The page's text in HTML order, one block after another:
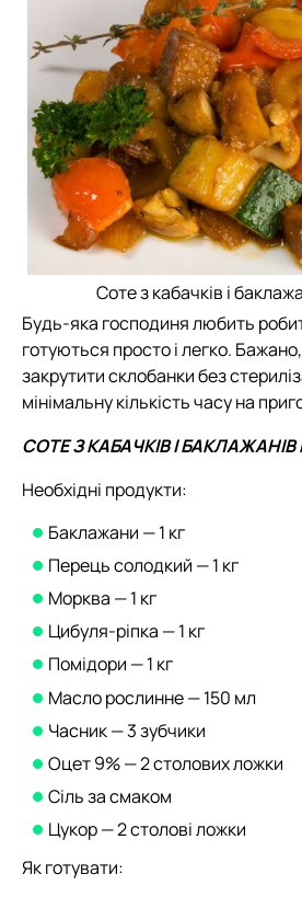
Соте з кабачків і
Будь-яка господиня любить
готуються просто і легко.
закрутити склобанки без
мінімальну кількість часу на
СОТЕ З КАБАЧКІВ І
Необхідні продукти:
Баклажани — 1 кг
Перець солодкий — 1 кг
Морква — 1 кг
Цибуля-ріпка — 1 кг
Помідори — 1 кг
Масло рослинне — 150 мл
Часник — 3 зубчики
Оцет 9% — 2 столових ложки
Сіль за смаком
Цукор — 2 столові ложки
Як готувати: